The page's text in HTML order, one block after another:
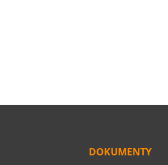
DOKUMENTY